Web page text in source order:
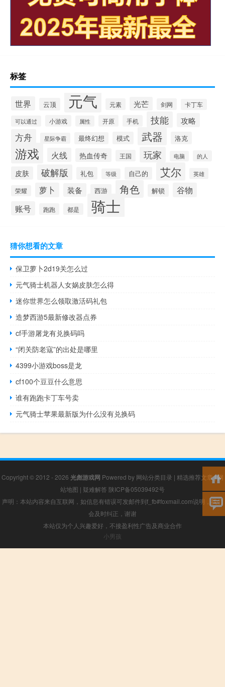
标签
世界 云顶 元气 元素 光芒 剑网 卡丁车
可以通过 小游戏 属性 开原 手机 技能 攻略
方舟 星际争霸 最终幻想 模式 武器 洛克
游戏 火线 热血传奇 王国 玩家 电脑 的人
皮肤 破解版 礼包 等级 自己的 艾尔 英雄
荣耀 萝卜 装备 西游 角色 解锁 谷物
账号 跑跑 都是 骑士
猜你想看的文章
保卫萝卜2d19关怎么过
元气骑士机器人女娲皮肤怎么得
迷你世界怎么领取激活码礼包
造梦西游5最新修改器点券
cf手游屠龙有兑换码吗
“闭关防老寇”的出处是哪里
4399小游戏boss是龙
cf100个豆豆什么意思
谁有跑跑卡丁车号卖
元气骑士苹果最新版为什么没有兑换码
Copyright © 2012 - 2026 光彪游戏网 Powered by 网站分类目录 | 精选推荐文章|网
站地图 | 疑难解答 陕ICP备05039492号
声明：本站内容来自互联网，如信息有错误可发邮件到f_fb#foxmail.com说明，我们
会及时纠正，谢谢
本站仅为个人兴趣爱好，不接盈利性广告及商业合作
小男孩